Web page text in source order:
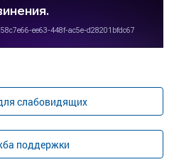
слабовидящих
поддержки